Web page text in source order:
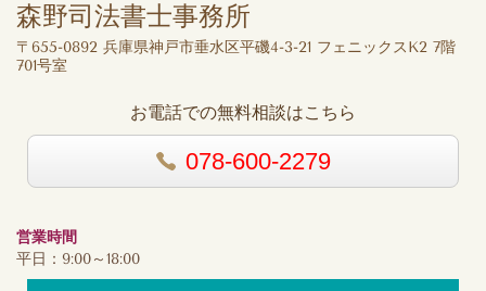
森野司法書士事務所
〒655-0892 兵庫県神戸市垂水区平磯4-3-21 フェニックスK2 7階
701号室
お電話での無料相談はこちら
078-600-2279
営業時間
平日：9:00～18:00